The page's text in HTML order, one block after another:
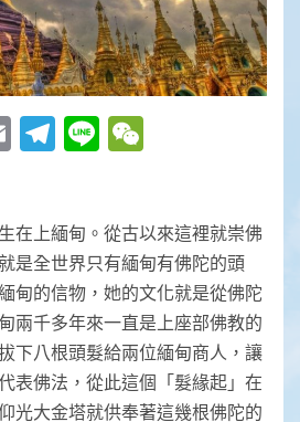
EmailTelegram
Line
在上緬甸。從古以來這裡就崇佛
是全世界只有緬甸有佛陀的頭
甸的信物，她的文化就是從佛陀
兩千多年來一直是上座部佛教的
下八根頭髮給兩位緬甸商人，讓
表佛法，從此這個「髮緣起」在
光大金塔就供奉著這幾根佛陀的